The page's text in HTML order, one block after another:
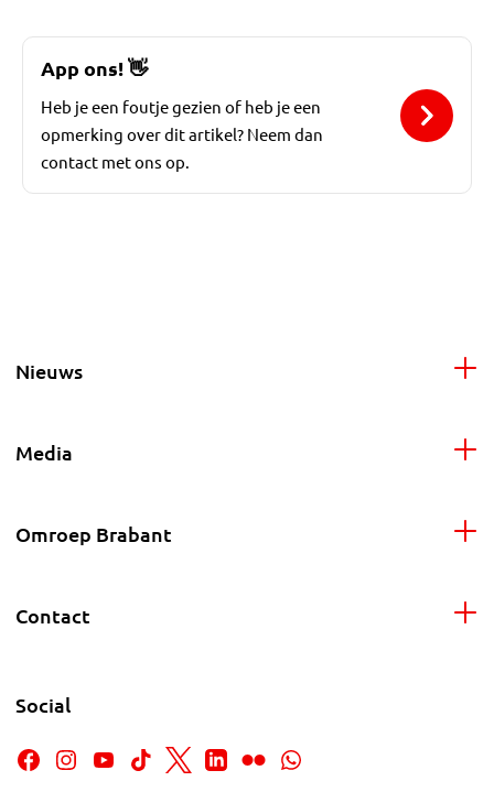
App ons!👋
Heb je een foutje gezien of heb je een
opmerking over dit artikel? Neem dan
contact met ons op.
Nieuws
Media
Omroep Brabant
Contact
Social